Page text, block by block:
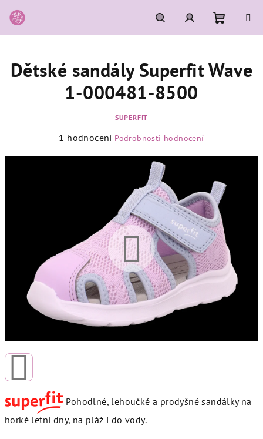
na
obsah
HledatPřihlášeníNákupní
košík
Pohodlné, lehoučké a prodyšné sandálky na
horké letní dny, na pláž i do vody.
Dětské sandály Superfit Wave
1-000481-8500
SUPERFIT
Průměrné
1 hodnocení Podrobnosti hodnocení